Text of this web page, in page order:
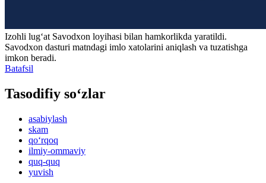
Izohli lugʻat Savodxon loyihasi bilan hamkorlikda yaratildi.
Savodxon dasturi matndagi imlo xatolarini aniqlash va tuzatishga
imkon beradi.
Batafsil
Tasodifiy so‘zlar
asabiylash
skam
qo‘rqoq
ilmiy-ommaviy
quq-quq
yuvish